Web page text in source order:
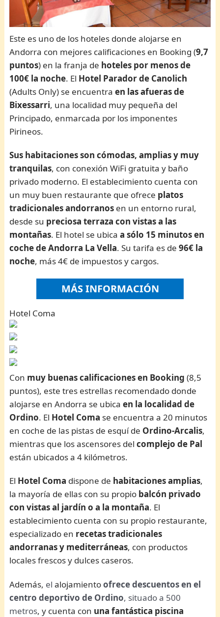
Este es uno de los hoteles donde alojarse en
Andorra con mejores calificaciones en Booking (9,7
puntos) en la franja de hoteles por menos de
100€ la noche. El Hotel Parador de Canolich
(Adults Only) se encuentraen las afueras de
Bixessarri, una localidad muy pequeña del
Principado, enmarcada por los imponentes
Pirineos.
Sus habitaciones son cómodas, amplias y muy
tranquilas, con conexión WiFi gratuita y baño
privado moderno. El establecimiento cuenta con
un muy buen restaurante que ofrece platos
tradicionales andorranos en un entorno rural,
desde su preciosa terraza con vistas a las
montañas. El hotel se ubicaa sólo 15 minutos en
coche de Andorra La Vella. Su tarifa es de96€ la
noche, más 4€ de impuestos y cargos.
MÁS INFORMACIÓN
Hotel Coma
Con muy buenas calificaciones en Booking (8,5
puntos), este tres estrellas recomendado donde
alojarse en Andorra se ubicaen la localidad de
Ordino. El Hotel Coma se encuentra a 20 minutos
en coche de las pistas de esquí de Ordino-Arcalis,
mientras que los ascensores delcomplejo de Pal
están ubicados a 4 kilómetros.
El Hotel Coma dispone de habitaciones amplias,
la mayoría de ellas con su propio balcón privado
con vistas al jardín o a la montaña. El
establecimiento cuenta con su propio restaurante,
especializado en recetas tradicionales
andorranas y mediterráneas, con productos
locales frescos y dulces caseros.
Además, elalojamientoofrece descuentos en el
centro deportivo de Ordino, situado a 500
metros, y cuenta con una fantástica piscina